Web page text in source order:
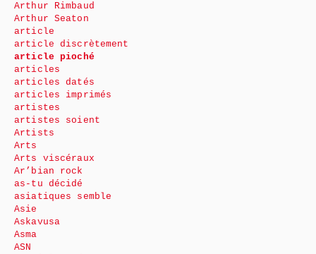
Arthur Rimbaud
Arthur Seaton
article
article discrètement
article pioché
articles
articles datés
articles imprimés
artistes
artistes soient
Artists
Arts
Arts viscéraux
Ar’bian rock
as-tu décidé
asiatiques semble
Asie
Askavusa
Asma
ASN